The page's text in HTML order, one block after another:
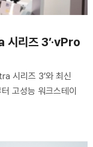
시리즈 3’·vPro
시리즈 3’와 최신
고성능 워크스테이